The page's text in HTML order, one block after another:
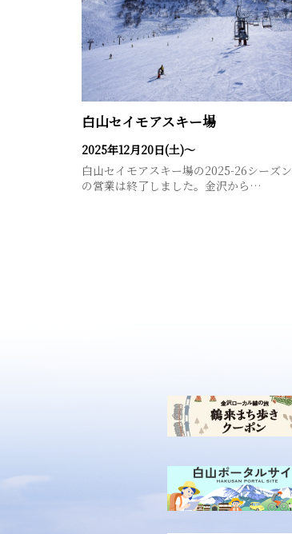
白山セイモアスキー場
2025年12月20日(土)～
白山セイモアスキー場の2025-26シーズン
の営業は終了しました。金沢から…